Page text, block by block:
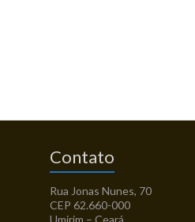
Contato
Rua Jonas Nunes, 70
CEP 62.660-000